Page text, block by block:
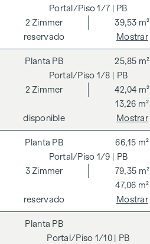
1/7 | PB
2Zimmer 39,53 m²
reservado
Mostrar
1/8 | PB
PB
2Zimmer 42,04 m²
25,85 m²
13,26 m²
disponible Mostrar
1/9 | PB
PB
3Zimmer 79,35 m²
66,15 m²
47,06 m²
reservado Mostrar
1/10 | PB
PB